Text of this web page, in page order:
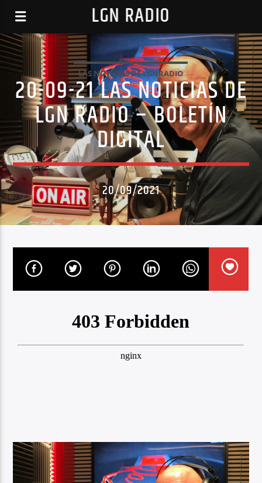
LGN RADIO
LAS NOTICIAS DE LGNRADIO
20-09-21 LAS NOTICIAS DE
LGN RADIO – BOLETÍN
DIGITAL
20/09/2021